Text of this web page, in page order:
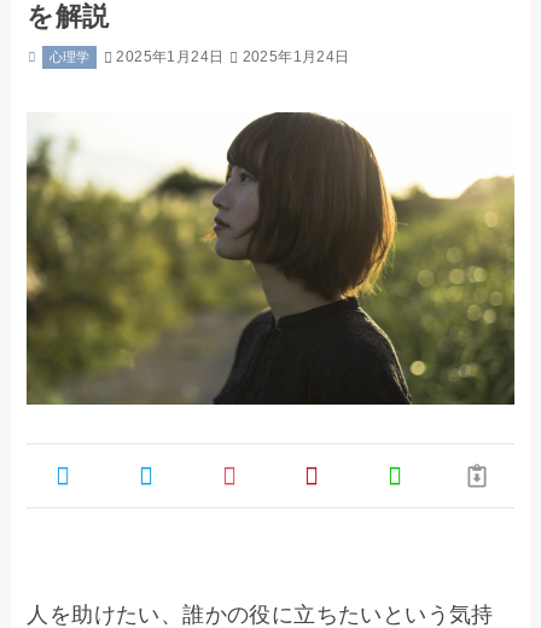
を解説
心理学 2025年1月24日 2025年1月24日
人を助けたい、誰かの役に立ちたいという気持